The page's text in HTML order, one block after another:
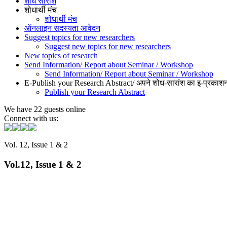
शोधार्थी मंच
शोधार्थी मंच
ऑनलाइन सदस्यता आवेदन
Suggest topics for new researchers
Suggest new topics for new researchers
New topics of research
Send Information/ Report about Seminar / Workshop
Send Information/ Report about Seminar / Workshop
E-Publish your Research Abstract/ अपने शोध-सारांश का इ-
Publish your Research Abstract
We have 22 guests online
Connect with us:
Vol. 12, Issue 1 & 2
Vol.12, Issue 1 & 2